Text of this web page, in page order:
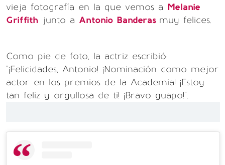
vieja fotografía en la que vemos a Melanie
Griffith junto a Antonio Banderas muy felices.
Como pie de foto, la actriz escribió:
"¡Felicidades, Antonio! ¡Nominación como mejor
actor en los premios de la Academia! ¡Estoy
tan feliz y orgullosa de ti! ¡Bravo guapo!".